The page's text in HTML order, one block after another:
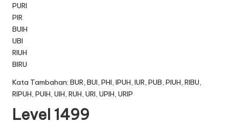
PURI
PIR
BUIH
UBI
RIUH
BIRU
Kata Tambahan: BUR, BUI, PHI, IPUH, IUR, PUB, PIUH, RIBU,
RIPUH, PUIH, UIH, RUH, URI, UPIH, URIP
Level 1499